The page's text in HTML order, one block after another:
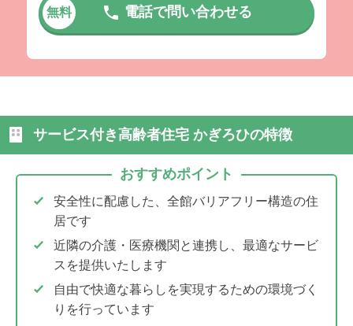
無料 電話で問い合わせる
サービス付き高齢者住宅 かぎろひの特徴
おすすめポイント
安全性に配慮した、全館バリアフリー構造の住
居です
近隣の介護・医療機関と連携し、最適なサービ
スを提供いたします
自由で快適な暮らしを実現するための環境づく
りを行っています